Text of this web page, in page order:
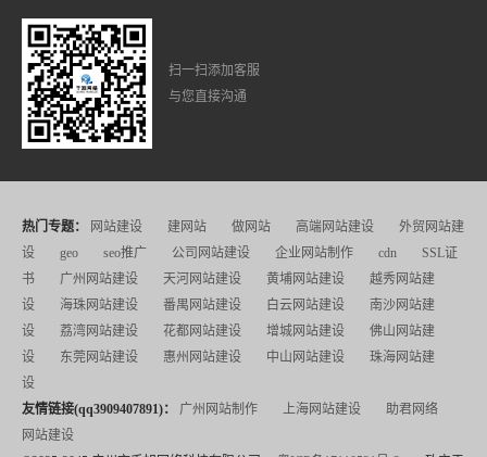
扫一扫添加客服
与您直接沟通
热门专题： 网站建设 建网站 做网站 高端网站建设
外贸网站建
设
geo seo推广 公司网站建设 企业网站制作 cdn
SSL证
书
广州网站建设 天河网站建设 黄埔网站建设
越秀网站建
设
海珠网站建设 番禺网站建设 白云网站建设
南沙网站建
设
荔湾网站建设 花都网站建设 增城网站建设
佛山网站建
设
东莞网站建设 惠州网站建设 中山网站建设
珠海网站建
设
友情链接(qq3909407891)：
广州网站制作 上海网站建设
助君网络
网站建设